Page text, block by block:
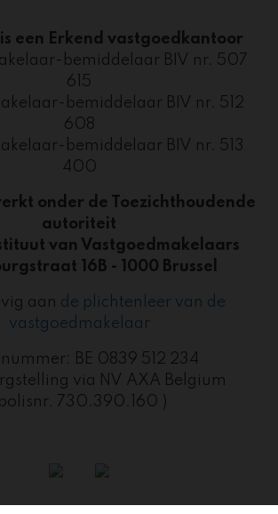
is een Erkend vastgoedkantoor
bemiddelaar BIV nr. 507
615
bemiddelaar BIV nr. 512
608
bemiddelaar BIV nr. 513
400​
onder de Toezichthoudende
autoriteit
van Vastgoedmakelaars
16B - 1000 Brussel
aan de plichtenleer van de
vastgoedmakelaar
nummer: BE 0839 512 234
via NV AXA Belgium
730.390.160 )